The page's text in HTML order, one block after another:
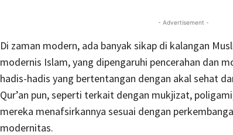
- Advertisement -
Di zaman modern, ada banyak sikap di kalangan
modernis Islam, yang dipengaruhi pencerahan dan
hadis-hadis yang bertentangan dengan akal sehat
Qur’an pun, seperti terkait dengan mukjizat,
mereka menafsirkannya sesuai dengan
modernitas.